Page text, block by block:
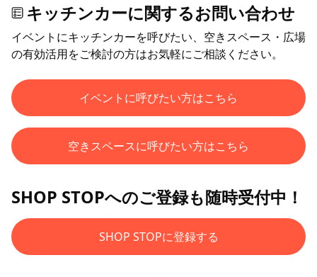
キッチンカーに関するお問い合わせ
イベントにキッチンカーを呼びたい、空きスペース・広場
の有効活用をご検討の方はお気軽にご相談ください。
イベントに呼びたい方はこちら
空きスペースに呼びたい方はこちら
SHOP STOPへのご登録も随時受付中！
SHOP STOPに登録する